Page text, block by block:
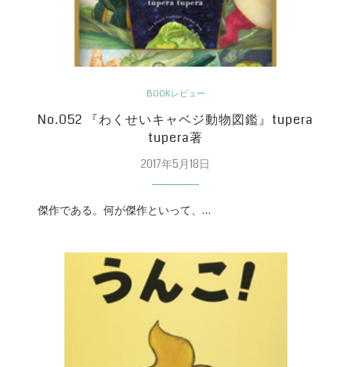
BOOKレビュー
No.052 『わくせいキャベジ動物図鑑』tupera
tupera著
2017年5月18日
傑作である。何が傑作といって、…